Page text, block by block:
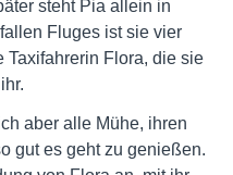
steht Pia allein in
Fluges ist sie vier
Taxifahrerin Flora, die sie
aber alle Mühe, ihren
gut es geht zu genießen.